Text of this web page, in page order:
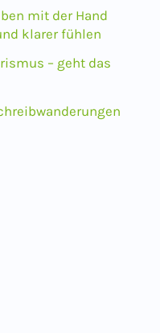
mit der Hand
klarer fühlen
– geht das